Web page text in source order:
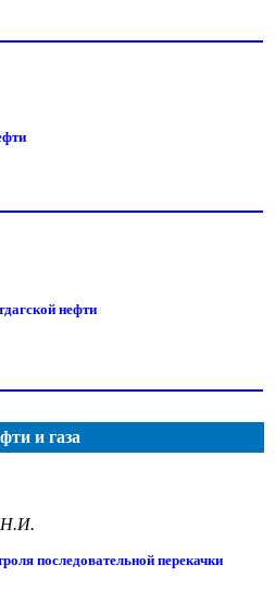
нефти
и газа
Н.И.
последовательной перекачки